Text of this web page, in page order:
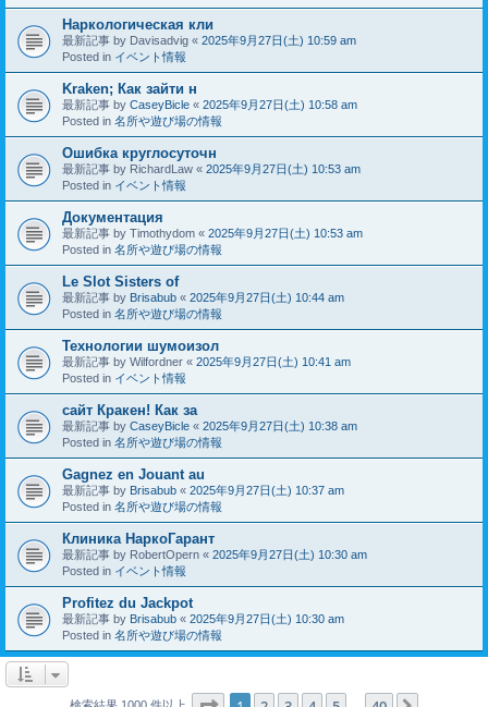
Наркологическая кли
最新記事 by Davisadvig « 2025年9月27日(土) 10:59 am
Posted in イベント情報
Kraken; Как зайти н
最新記事 by CaseyBicle « 2025年9月27日(土) 10:58 am
Posted in 名所や遊び場の情報
Ошибка круглосуточн
最新記事 by RichardLaw « 2025年9月27日(土) 10:53 am
Posted in イベント情報
Документация
最新記事 by Timothydom « 2025年9月27日(土) 10:53 am
Posted in 名所や遊び場の情報
Le Slot Sisters of
最新記事 by Brisabub « 2025年9月27日(土) 10:44 am
Posted in 名所や遊び場の情報
Технологии шумоизол
最新記事 by Wilfordner « 2025年9月27日(土) 10:41 am
Posted in イベント情報
сайт Кракен! Как за
最新記事 by CaseyBicle « 2025年9月27日(土) 10:38 am
Posted in 名所や遊び場の情報
Gagnez en Jouant au
最新記事 by Brisabub « 2025年9月27日(土) 10:37 am
Posted in 名所や遊び場の情報
Клиника НаркоГарант
最新記事 by RobertOpern « 2025年9月27日(土) 10:30 am
Posted in イベント情報
Profitez du Jackpot
最新記事 by Brisabub « 2025年9月27日(土) 10:30 am
Posted in 名所や遊び場の情報
検索結果 1000 件以上